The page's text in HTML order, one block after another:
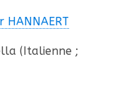
HANNAERT
(Italienne ;